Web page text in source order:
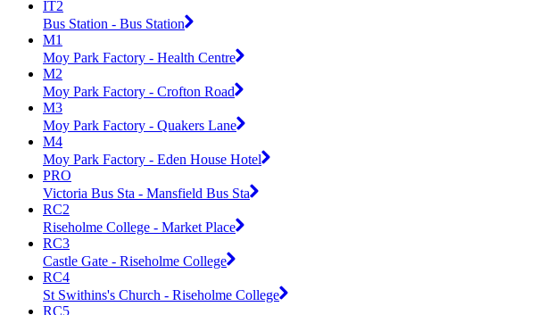
IT2
Bus Station - Bus Station
M1
Moy Park Factory - Health Centre
M2
Moy Park Factory - Crofton Road
M3
Moy Park Factory - Quakers Lane
M4
Moy Park Factory - Eden House Hotel
PRO
Victoria Bus Sta - Mansfield Bus Sta
RC2
Riseholme College - Market Place
RC3
Castle Gate - Riseholme College
RC4
St Swithins's Church - Riseholme College
RC5